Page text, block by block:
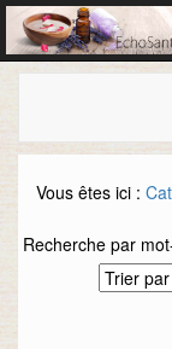
Vous êtes ici :
Recherche par